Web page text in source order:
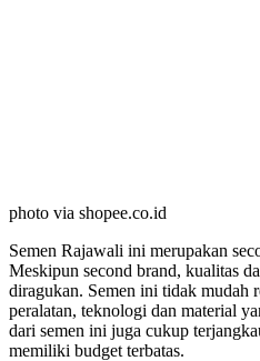
photo via shopee.co.id
Semen Rajawali ini merupakan
Meskipun second brand, kualitas
diragukan. Semen ini tidak mudah
peralatan, teknologi dan material
dari semen ini juga cukup
memiliki budget terbatas.